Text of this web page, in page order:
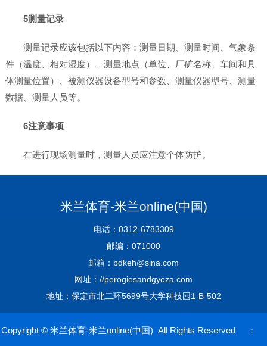
5测量记录
测量记录应该包括以下内容：测量日期、测量时间、气象条
件（温度、相对湿度）、测量地点（单位、厂矿名称、车间和具
体测量位置）、被测仪器设备型号和参数、测量仪器型号、测量
数据、测量人员等。
6注意事项
在进行现场测量时，测量人员应注意个体防护。
米兰体育-米兰online(中国)
电话：0312-6783309
邮编：071000
邮箱：bdkeh@sina.com
网址：//perogiesandgyoza.com
地址：保定市北二环5699号大学科技园1-B-502
Copyright © 米兰体育-米兰online(中国) All Rights Reserved ：